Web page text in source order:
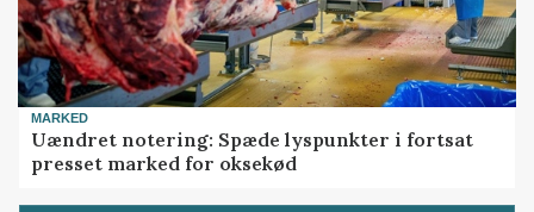
MARKED
Uændret notering: Spæde lyspunkter i fortsat
presset marked for oksekød